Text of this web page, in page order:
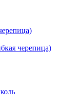
черепица)